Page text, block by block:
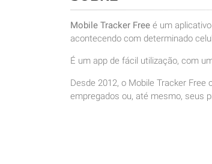
Mobile Tracker Free é um
acontecendo com determinado
É um app de fácil utilização, com
Desde 2012, o Mobile Tracker
empregados ou, até mesmo, seus